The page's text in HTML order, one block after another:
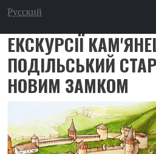
Перейти до основного вмісту
Русский
ЕКСКУРСІЇ
ПОДІЛЬСЬКИЙ
НОВИМ ЗАМКОМ